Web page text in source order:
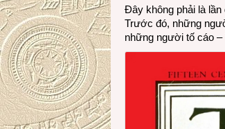
Đây không phải là lần
Trước đó, những
những người tố cáo –